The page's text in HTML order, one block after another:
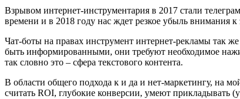
Взрывом интернет-инструментария в 2017 стали
времени и в 2018 году нас ждет резкое убыль внимания
Чат-боты на правах инструмент интернет-рекламы так
быть информированными, они требуют необходимое
так словно это – сфера текстового контента.
В области общего подхода к и да и нет-маркетингу, на
считать ROI, глубокие конверсии, умеют прикладывать